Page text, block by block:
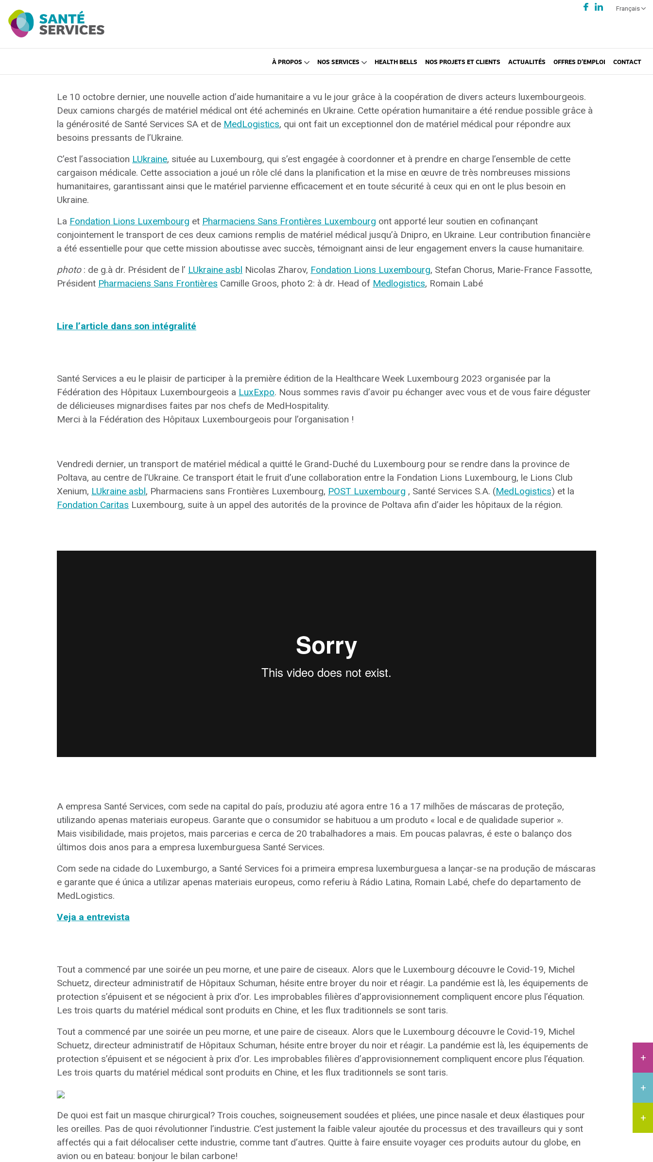
Français
À PROPOS NOS SERVICES HEALTH BELLS NOS PROJETS ET CLIENTS ACTUALITÉS OFFRES D’EMPLOI CONTACT
Le 10 octobre dernier, une nouvelle action d’aide humanitaire a vu le jour grâce à la coopération de divers acteurs luxembourgeois.
Deux camions chargés de matériel médical ont été acheminés en Ukraine. Cette opération humanitaire a été rendue possible grâce à
la générosité de Santé Services SA et de MedLogistics, qui ont fait un exceptionnel don de matériel médical pour répondre aux
besoins pressants de l’Ukraine.
C’est l’association LUkraine, située au Luxembourg, qui s’est engagée à coordonner et à prendre en charge l’ensemble de cette
cargaison médicale. Cette association a joué un rôle clé dans la planification et la mise en œuvre de très nombreuses missions
humanitaires, garantissant ainsi que le matériel parvienne efficacement et en toute sécurité à ceux qui en ont le plus besoin en
Ukraine.
La Fondation Lions Luxembourg et Pharmaciens Sans Frontières Luxembourg ont apporté leur soutien en cofinançant
conjointement le transport de ces deux camions remplis de matériel médical jusqu’à Dnipro, en Ukraine. Leur contribution financière
a été essentielle pour que cette mission aboutisse avec succès, témoignant ainsi de leur engagement envers la cause humanitaire.
photo : de g.à dr. Président de l’ LUkraine asbl Nicolas Zharov, Fondation Lions Luxembourg, Stefan Chorus, Marie-France Fassotte,
Président Pharmaciens Sans Frontières Camille Groos, photo 2: à dr. Head of Medlogistics, Romain Labé
Lire l’article dans son intégralité
Santé Services a eu le plaisir de participer à la première édition de la Healthcare Week Luxembourg 2023 organisée par la
Fédération des Hôpitaux Luxembourgeois a LuxExpo. Nous sommes ravis d’avoir pu échanger avec vous et de vous faire déguster
de délicieuses mignardises faites par nos chefs de MedHospitality.
Merci à la Fédération des Hôpitaux Luxembourgeois pour l’organisation !
Vendredi dernier, un transport de matériel médical a quitté le Grand-Duché du Luxembourg pour se rendre dans la province de
Poltava, au centre de l’Ukraine. Ce transport était le fruit d’une collaboration entre la Fondation Lions Luxembourg, le Lions Club
Xenium, LUkraine asbl, Pharmaciens sans Frontières Luxembourg, POST Luxembourg , Santé Services S.A. (MedLogistics) et la
Fondation Caritas Luxembourg, suite à un appel des autorités de la province de Poltava afin d’aider les hôpitaux de la région.
A empresa Santé Services, com sede na capital do país, produziu até agora entre 16 a 17 milhões de máscaras de proteção,
utilizando apenas materiais europeus. Garante que o consumidor se habituou a um produto « local e de qualidade superior ».
Mais visibilidade, mais projetos, mais parcerias e cerca de 20 trabalhadores a mais. Em poucas palavras, é este o balanço dos
últimos dois anos para a empresa luxemburguesa Santé Services.
Com sede na cidade do Luxemburgo, a Santé Services foi a primeira empresa luxemburguesa a lançar-se na produção de máscaras
e garante que é única a utilizar apenas materiais europeus, como referiu à Rádio Latina, Romain Labé, chefe do departamento de
MedLogistics.
Veja a entrevista
Tout a commencé par une soirée un peu morne, et une paire de ciseaux. Alors que le Luxembourg découvre le Covid-19, Michel
Schuetz, directeur administratif de Hôpitaux Schuman, hésite entre broyer du noir et réagir. La pandémie est là, les équipements de
protection s’épuisent et se négocient à prix d’or. Les improbables filières d’approvisionnement compliquent encore plus l’équation.
Les trois quarts du matériel médical sont produits en Chine, et les flux traditionnels se sont taris.
Tout a commencé par une soirée un peu morne, et une paire de ciseaux. Alors que le Luxembourg découvre le Covid-19, Michel
Schuetz, directeur administratif de Hôpitaux Schuman, hésite entre broyer du noir et réagir. La pandémie est là, les équipements de
protection s’épuisent et se négocient à prix d’or. Les improbables filières d’approvisionnement compliquent encore plus l’équation.
Les trois quarts du matériel médical sont produits en Chine, et les flux traditionnels se sont taris.
De quoi est fait un masque chirurgical? Trois couches, soigneusement soudées et pliées, une pince nasale et deux élastiques pour
les oreilles. Pas de quoi révolutionner l’industrie. C’est justement la faible valeur ajoutée du processus et des travailleurs qui y sont
affectés qui a fait délocaliser cette industrie, comme tant d’autres. Quitte à faire ensuite voyager ces produits autour du globe, en
avion ou en bateau: bonjour le bilan carbone!